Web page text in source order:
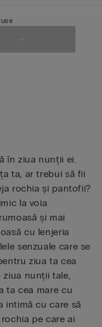
în ziua nunții ei.
ta, ar trebui să fii
rochia și pantofii?
la voia
și mai
cu lenjeria
senzuale care se
ziua ta cea
ziua nunții tale,
ta cea mare cu
intimă cu care să
pe care ai